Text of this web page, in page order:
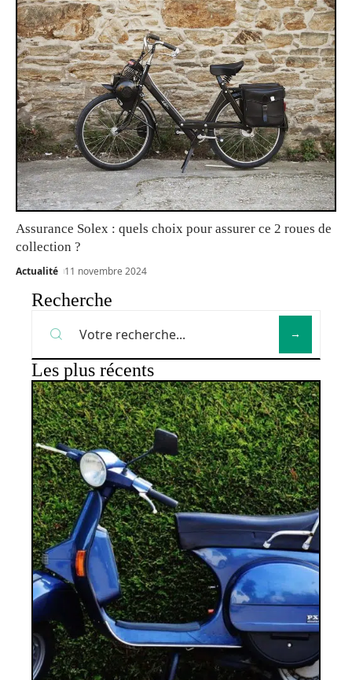
Assurance Solex : quels choix pour assurer ce 2 roues de
collection ?
Actualité 11 novembre 2024
Recherche
Les plus récents